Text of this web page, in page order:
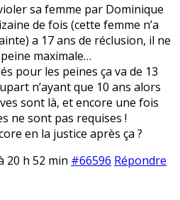
sa femme par Dominique
de fois (cette femme n’a
a 17 ans de réclusion, il ne
maximale…
pour les peines ça va de 13
n’ayant que 10 ans alors
sont là, et encore une fois
ne sont pas requises !
en la justice après ça ?
20 h 52 min #66596 Répondre